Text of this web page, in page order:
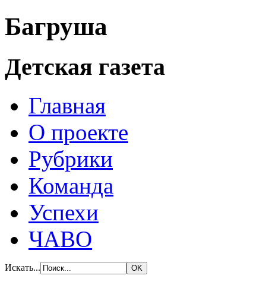
Багруша
Детская газета
Главная
О проекте
Рубрики
Команда
Успехи
ЧАВО
Искать...